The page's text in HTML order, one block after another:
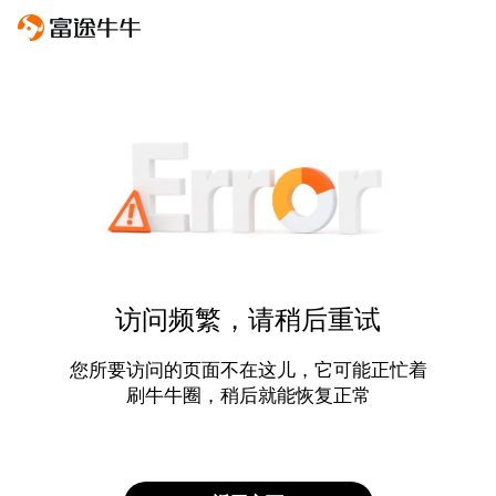
访问频繁，请稍后重试
您所要访问的页面不在这儿，它可能正忙着
刷牛牛圈，稍后就能恢复正常